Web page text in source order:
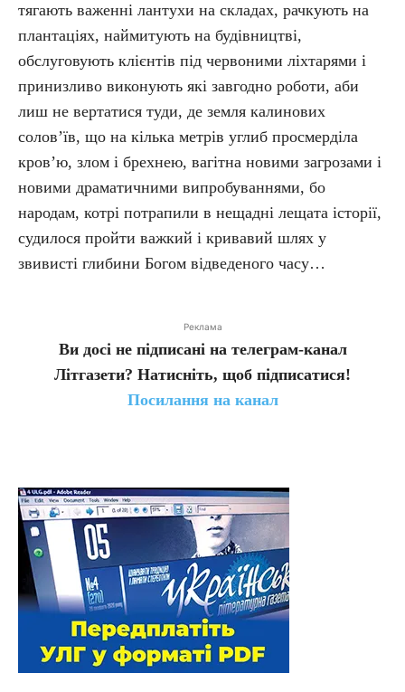
тягають важенні лантухи на складах, рачкують на
плантаціях, наймитують на будівництві,
обслуговують клієнтів під червоними ліхтарями і
принизливо виконують які завгодно роботи, аби
лиш не вертатися туди, де земля калинових
солов’їв, що на кілька метрів углиб просмерділа
кров’ю, злом і брехнею, вагітна новими загрозами і
новими драматичними випробуваннями, бо
народам, котрі потрапили в нещадні лещата історії,
судилося пройти важкий і кривавий шлях у
звивисті глибини Богом відведеного часу…
Реклама
Ви досі не підписані на телеграм-канал
Літгазети? Натисніть, щоб підписатися!
Посилання на канал